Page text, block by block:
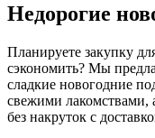
Недорогие
Планируете закупку
сэкономить? Мы
сладкие новогодние
свежими лакомствами,
без накруток с